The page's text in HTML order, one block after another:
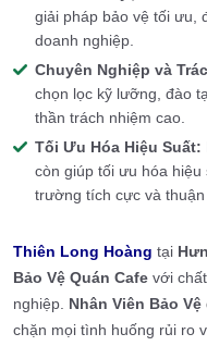
giải pháp bảo vệ tối ưu,
doanh nghiệp.
Chuyên Nghiệp và
chọn lọc kỹ lưỡng, đào
thần trách nhiệm cao.
Tối Ưu Hóa Hiệu Suất:
còn giúp tối ưu hóa
trường tích cực và
Thiên Long Hoàng tại
Bảo Vệ Quán Cafe với
nghiệp. Nhân Viên Bảo Vệ
chặn mọi tình huống rủi ro